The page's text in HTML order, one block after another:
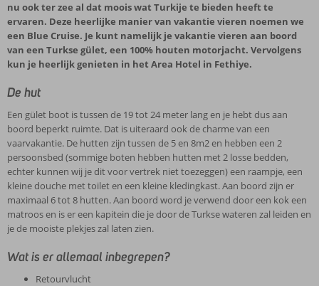
nu ook ter zee al dat moois wat Turkije te bieden heeft te
ervaren. Deze heerlijke manier van vakantie vieren noemen we
een Blue Cruise. Je kunt namelijk je vakantie vieren aan boord
van een Turkse gület, een 100% houten motorjacht. Vervolgens
kun je heerlijk genieten in het Area Hotel in Fethiye.
De hut
Een gület boot is tussen de 19 tot 24 meter lang en je hebt dus aan
boord beperkt ruimte. Dat is uiteraard ook de charme van een
vaarvakantie. De hutten zijn tussen de 5 en 8m2 en hebben een 2
persoonsbed (sommige boten hebben hutten met 2 losse bedden,
echter kunnen wij je dit voor vertrek niet toezeggen) een raampje, een
kleine douche met toilet en een kleine kledingkast. Aan boord zijn er
maximaal 6 tot 8 hutten. Aan boord word je verwend door een kok een
matroos en is er een kapitein die je door de Turkse wateren zal leiden en
je de mooiste plekjes zal laten zien.
Wat is er allemaal inbegrepen?
Retourvlucht